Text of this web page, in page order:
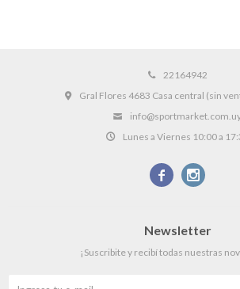
22164942
Gral Flores 4683 Casa central (sin
Lunes a Viernes 10:00 a
 
Newsletter
¡Suscribite y recibí todas nuestras